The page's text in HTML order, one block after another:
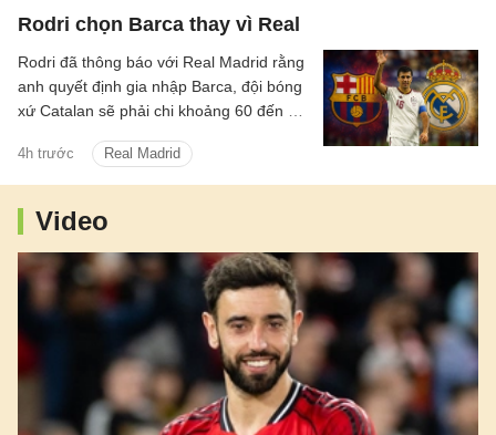
Rodri chọn Barca thay vì Real
4h trước Real Madrid
Rodri đã thông báo với Real Madrid rằng
anh quyết định gia nhập Barca, đội bóng
xứ Catalan sẽ phải chi khoảng 60 đến 70
cần.
Video